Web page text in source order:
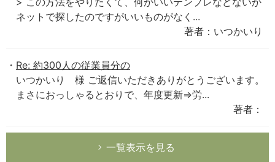
ネットで探したのですがいいものがなく...
著者：いつかいり
Re: 約300人の従業員分の
いつかいり 様 ご返信いただきありがとうございます。
まさにおっしゃるとおりで、年度更新⇒労...
著者：
一覧表示を見る